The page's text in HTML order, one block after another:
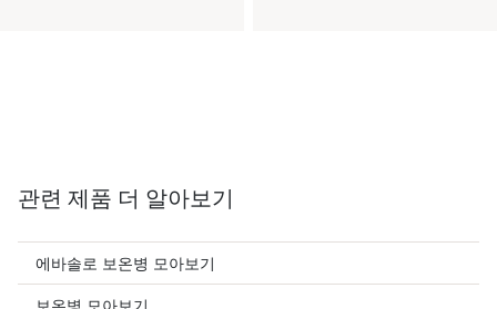
관련 제품 더 알아보기
에바솔로 보온병 모아보기
보온병 모아보기